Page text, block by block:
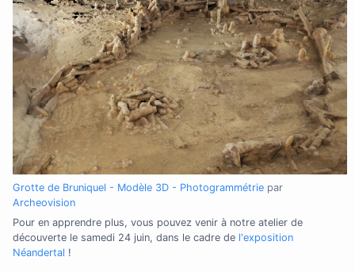
Grotte de Bruniquel - Modèle 3D - Photogrammétrie par
Archeovision
Pour en apprendre plus, vous pouvez venir à notre atelier de
découverte le samedi 24 juin, dans le cadre de l'exposition
Néandertal !